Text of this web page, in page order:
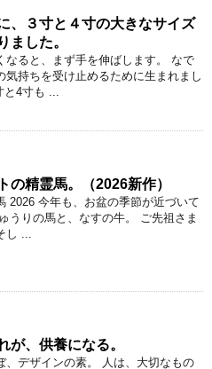
、３寸と４寸の大きなサイズ
ました。
なると、まず手を伸ばします。 なで
気持ちを受け止めるために生まれまし
と4寸も ...
の精霊馬。（2026新作）
2026 今年も、お盆の季節が近づいて
うりの馬と、なすの牛。 ご先祖さま
し ...
が、供養になる。
、デザインの素。 人は、大切なもの